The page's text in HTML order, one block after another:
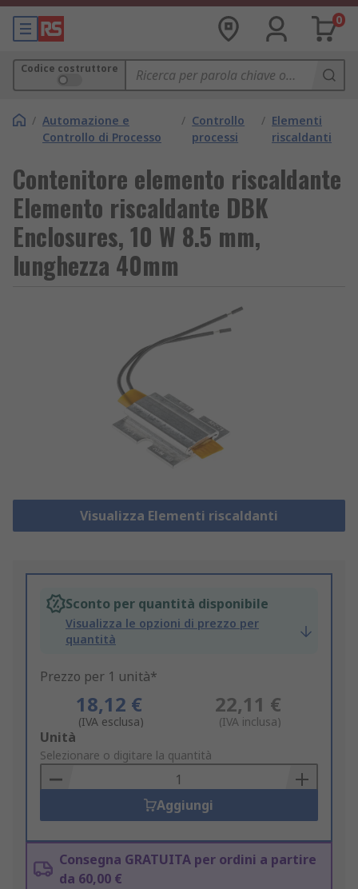
0
Codice costruttore
/ Automazione e
Controllo di Processo
/ Controllo
processi
/ Elementi
riscaldanti
Contenitore elemento riscaldante
Elemento riscaldante DBK
Enclosures, 10 W 8.5 mm,
lunghezza 40mm
Visualizza Elementi riscaldanti
Sconto per quantità disponibile
Visualizza le opzioni di prezzo per
quantità
Prezzo per 1 unità*
18,12 €
(IVA esclusa)
22,11 €
(IVA inclusa)
Add
to
Basket
Unità
Selezionare o digitare la quantità
Aggiungi
Consegna GRATUITA per ordini a partire
da 60,00 €